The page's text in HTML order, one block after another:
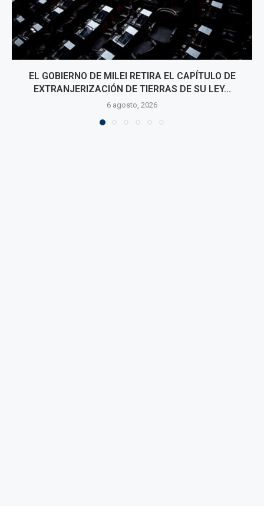
PETRO RETIRA DE LA MESA DE DIÁLOGO A MIEMBROS
DE LAS DISIDENCIAS DE 'CALARCÁ'
6 agosto, 2026